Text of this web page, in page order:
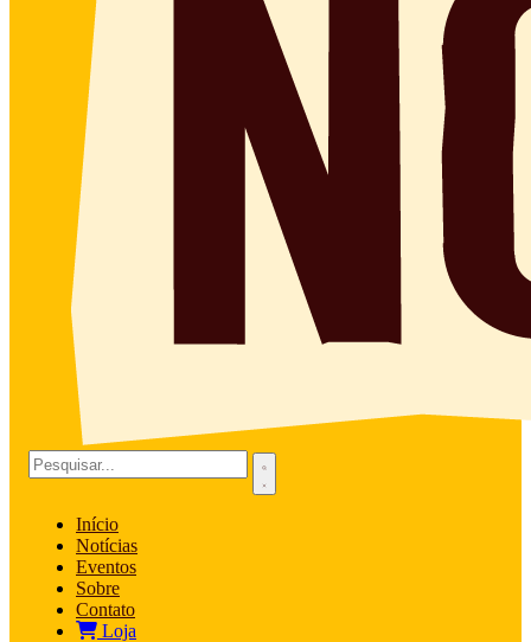
Início
Notícias
Eventos
Sobre
Contato
Loja